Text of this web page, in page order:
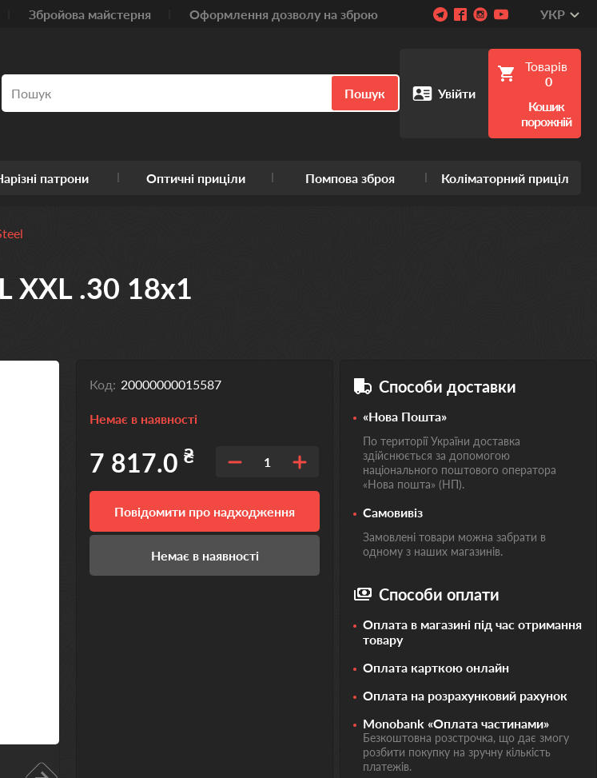
Збройова майстерня Оформлення дозволу на зброю УКР
Пошук Увійти
Товарів
0
Кошик
порожній
патрони Оптичні приціли Помпова зброя Коліматорний приціл
XXL .30 18х1
Код: 20000000015587
Немає в наявності
7 817.0 ₴ 1
Повідомити про надходження
Немає в наявності
Способи доставки
«Нова Пошта»
По території України доставка
здійснюється за допомогою
національного поштового оператора
«Нова пошта» (НП).
Самовивіз
Замовлені товари можна забрати в
одному з наших магазинів.
Способи оплати
Оплата в магазині під час отримання
товару
Оплата карткою онлайн
Оплата на розрахунковий рахунок
Monobank «Оплата частинами»
Безкоштовна розстрочка, що дає змогу
розбити покупку на зручну кількість
платежів.